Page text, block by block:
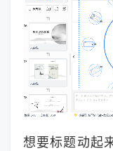
想要标题动起